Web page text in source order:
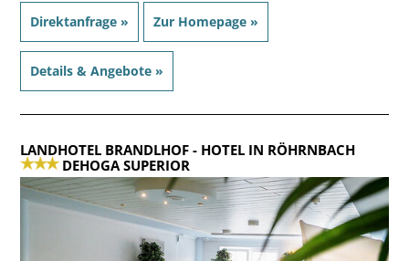
Direktanfrage » Zur Homepage »
Details & Angebote »
LANDHOTEL BRANDLHOF- HOTEL IN RÖHRNBACH
DEHOGA SUPERIOR